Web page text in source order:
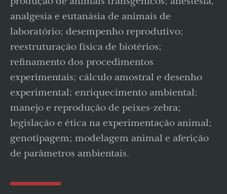
analgesia e eutanásia de animais de
laboratório; desempenho reprodutivo;
reestruturação física de biotérios;
refinamento dos procedimentos
experimentais; cálculo amostral e desenho
experimental; enriquecimento ambiental;
manejo e reprodução de peixes-zebra;
legislação e ética na experimentação animal;
genotipagem; modelagem animal e aferição
de parâmetros ambientais.